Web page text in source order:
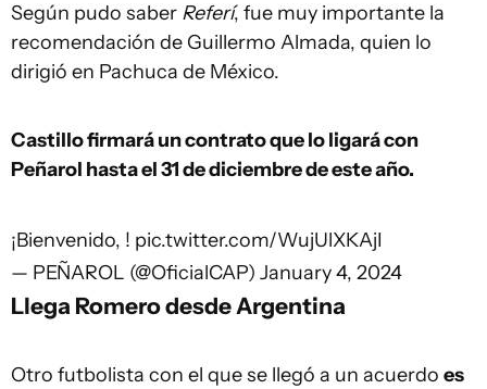
Según pudo saber Referí, fue muy importante la
recomendación de Guillermo Almada, quien lo
dirigió en Pachuca de México.
Castillo firmará un contrato que lo ligará con
Peñarol hasta el 31 de diciembre de este año.
¡Bienvenido, ! pic.twitter.com/WujUlXKAjI
— PEÑAROL (@OficialCAP) January 4, 2024
Llega Romero desde Argentina
Otro futbolista con el que se llegó a un acuerdo es